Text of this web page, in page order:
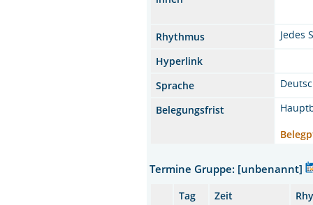
Rhythmus
Jedes
Hyperlink
Sprache
Belegungsfrist
Termine Gruppe: [unbenannt]
Tag Zeit